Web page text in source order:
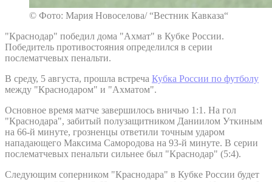
© Фото: Мария Новоселова/ “Вестник Кавказа“
"Краснодар" победил дома "Ахмат" в Кубке России.
Победитель противостояния определился в серии
послематчевых пенальти.
В среду, 5 августа, прошла встреча Кубка России по футболу
между "Краснодаром" и "Ахматом".
Основное время матче завершилось вничью 1:1. На гол
"Краснодара", забитый полузащитником Даниилом Уткиным
на 66-й минуте, грозненцы ответили точным ударом
нападающего Максима Самородова на 93-й минуте. В серии
послематчевых пенальти сильнее был "Краснодар" (5:4).
Следующим соперником "Краснодара" в Кубке России будет